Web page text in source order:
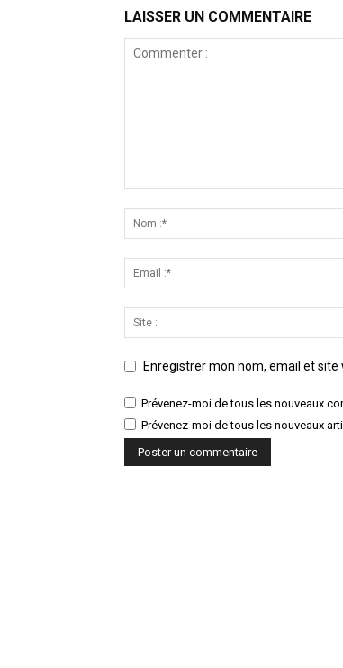
LAISSER UN COMMENTAIRE
Enregistrer mon nom, email et
Prévenez-moi de tous les nouveaux
Prévenez-moi de tous les nouveaux